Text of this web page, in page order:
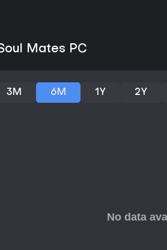
Mates PC
3M 6M 1Y 2Y